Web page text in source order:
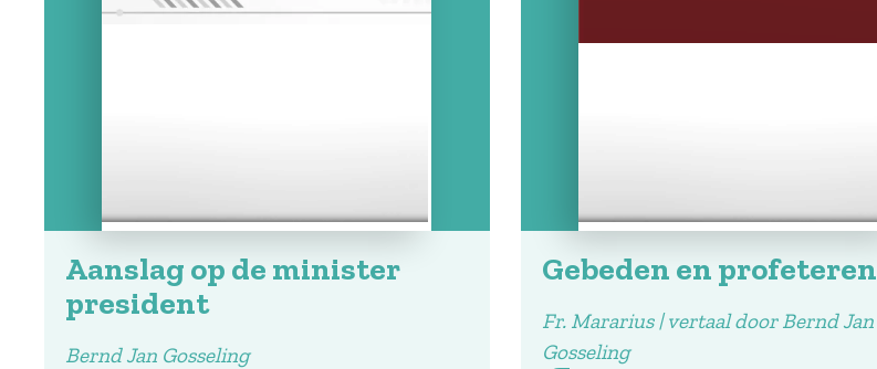
Aanslag op de minister
president
Bernd Jan Gosseling
Gebeden en profeteren
Fr. Mararius | vertaal door Bernd Jan
Gosseling